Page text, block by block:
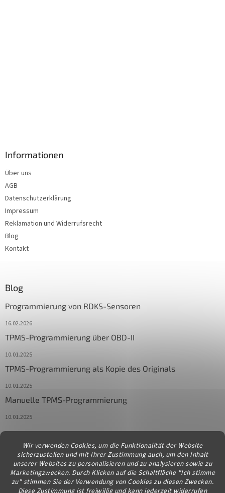
Wir verwenden Cookies, um die Funktionalität der Website
sicherzustellen und mit Ihrer Zustimmung auch, um den Inhalt
unserer Websites zu personalisieren und zu analysieren sowie zu
Marketingzwecken. Durch Klicken auf die Schaltfläche "Ich stimme
zu" stimmen Sie der Verwendung von Cookies zu diesen Zwecken.
Diese Zustimmung ist freiwillig und kann jederzeit widerrufen
Informationen
Über uns
AGB
Datenschutzerklärung
Impressum
Reklamation und Widerrufsrecht
Blog
Kontakt
Blog
Programmierung von RDKS-Sensoren
16.02.2026
TPMS-Programmierung über OBD-II
10.01.2025
TPMS-Programmierung als Kopie des Originals
10.01.2025
Manuelle TPMS-Programmierung
10.01.2025
Kontakt
info@diagstore.at